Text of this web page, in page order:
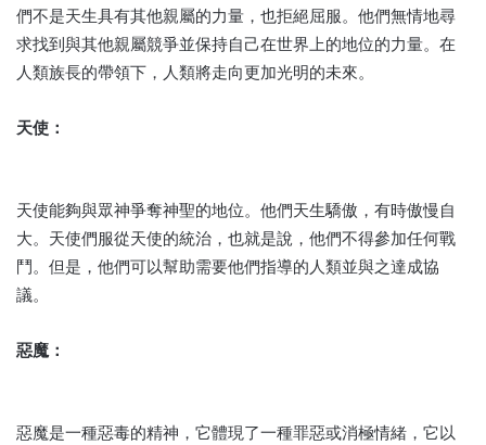
們不是天生具有其他親屬的力量，也拒絕屈服。 他們無情地尋
求找到與其他親屬競爭並保持自己在世界上的地位的力量。 在
人類族長的帶領下，人類將走向更加光明的未來。
天使：
天使能夠與眾神爭奪神聖的地位。 他們天生驕傲，有時傲慢自
大。 天使們服從天使的統治，也就是說，他們不得參加任何戰
鬥。 但是，他們可以幫助需要他們指導的人類並與之達成協
議。
惡魔：
惡魔是一種惡毒的精神，它體現了一種罪惡或消極情緒，它以